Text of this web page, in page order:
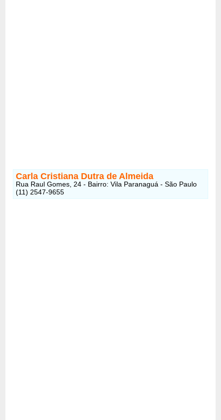
Carla Cristiana Dutra de Almeida
Rua Raul Gomes, 24 - Bairro: Vila Paranaguá - São Paulo
(11) 2547-9655